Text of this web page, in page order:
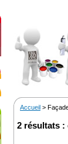
Accueil >
2 résultats :